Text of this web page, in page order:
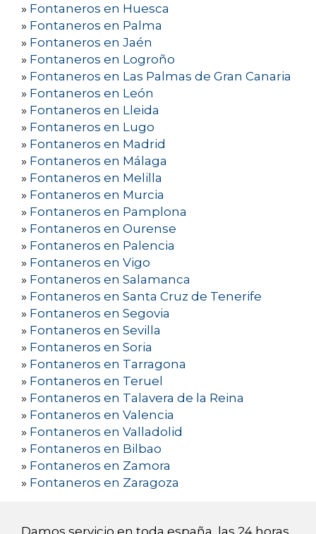
» Fontaneros en Huesca
» Fontaneros en Palma
» Fontaneros en Jaén
» Fontaneros en Logroño
» Fontaneros en Las Palmas de Gran Canaria
» Fontaneros en León
» Fontaneros en Lleida
» Fontaneros en Lugo
» Fontaneros en Madrid
» Fontaneros en Málaga
» Fontaneros en Melilla
» Fontaneros en Murcia
» Fontaneros en Pamplona
» Fontaneros en Ourense
» Fontaneros en Palencia
» Fontaneros en Vigo
» Fontaneros en Salamanca
» Fontaneros en Santa Cruz de Tenerife
» Fontaneros en Segovia
» Fontaneros en Sevilla
» Fontaneros en Soria
» Fontaneros en Tarragona
» Fontaneros en Teruel
» Fontaneros en Talavera de la Reina
» Fontaneros en Valencia
» Fontaneros en Valladolid
» Fontaneros en Bilbao
» Fontaneros en Zamora
» Fontaneros en Zaragoza